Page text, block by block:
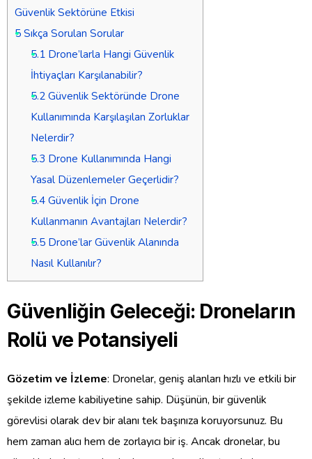
Güvenlik Sektörüne Etkisi
5 Sıkça Sorulan Sorular
5.1Drone’larla Hangi Güvenlik
İhtiyaçları Karşılanabilir?
5.2Güvenlik Sektöründe Drone
Kullanımında Karşılaşılan Zorluklar
Nelerdir?
5.3 Drone Kullanımında Hangi
Yasal Düzenlemeler Geçerlidir?
5.4Güvenlik İçin Drone
Kullanmanın Avantajları Nelerdir?
5.5Drone’lar Güvenlik Alanında
Nasıl Kullanılır?
Güvenliğin Geleceği: Droneların
Rolü ve Potansiyeli
Gözetim ve İzleme: Dronelar, geniş alanları hızlı ve etkili bir
şekilde izleme kabiliyetine sahip. Düşünün, bir güvenlik
görevlisi olarak dev bir alanı tek başınıza koruyorsunuz. Bu
hem zaman alıcı hem de zorlayıcı bir iş. Ancak dronelar, bu